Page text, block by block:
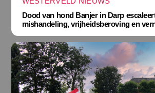
Dood van hond Banjer in Darp
mishandeling, vrijheidsberoving en